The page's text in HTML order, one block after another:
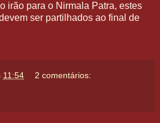
irão para o Nirmala Patra, estes
ser partilhados ao final de
11:54 2 comentários: